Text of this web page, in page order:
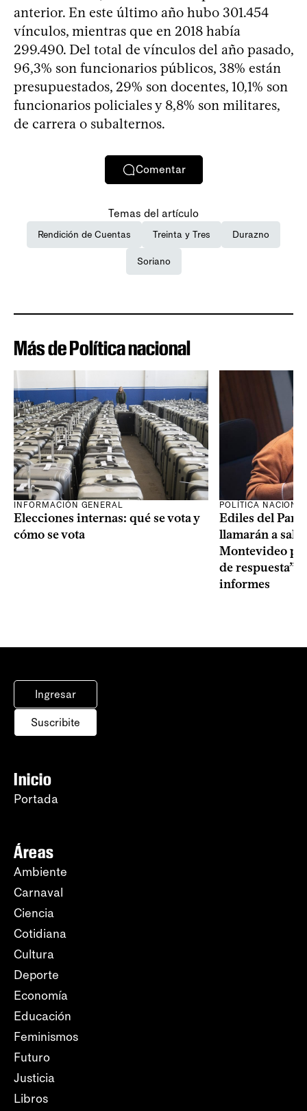
anterior. En este último año hubo 301.454
vínculos, mientras que en 2018 había
299.490. Del total de vínculos del año pasado,
96,3% son funcionarios públicos, 38% están
presupuestados, 29% son docentes, 10,1% son
funcionarios policiales y 8,8% son militares,
de carrera o subalternos.
Comentar
Temas del artículo
Rendición de Cuentas Treinta y Tres Durazno
Soriano
Más de Política nacional
INFORMACIÓN GENERAL
Elecciones internas: qué se vota y
cómo se vota
POLÍTICA
Ediles del
llamarán a sala
Montevideo
de respuesta”
informes
Ingresar
Suscribite
Inicio
Portada
Áreas
Ambiente
Carnaval
Ciencia
Cotidiana
Cultura
Deporte
Economía
Educación
Feminismos
Futuro
Justicia
Libros